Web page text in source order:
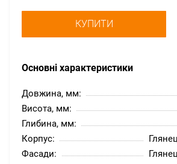
Основні характеристики
Довжина, мм:
Висота, мм:
Глибина, мм:
Корпус:
Фасади:
КУПИТИ